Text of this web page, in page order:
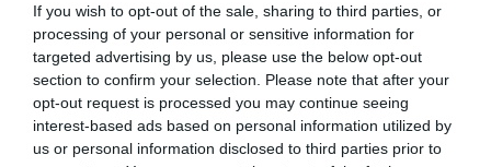
If you wish to opt-out of the sale, sharing to third parties, or
processing of your personal or sensitive information for
targeted advertising by us, please use the below opt-out
section to confirm your selection. Please note that after your
opt-out request is processed you may continue seeing
interest-based ads based on personal information utilized by
us or personal information disclosed to third parties prior to
Άνοιγμα εγγραφών για το 12th Lycabettus Run
Δείτε περισσότερα